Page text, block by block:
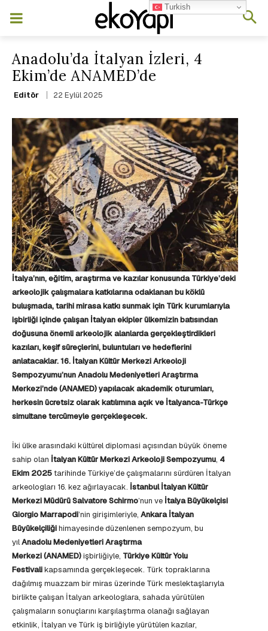
Anadolu’da İtalyan İzleri, 4
Ekim’de ANAMED’de
Editör 22 Eylül 2025
İtalya’nın, eğitim, araştırma ve kazılar konusunda Türkiye’deki
arkeolojik çalışmalara katkılarına odaklanan bu köklü
buluşmada, tarihi mirasa katkı sunmak için Türk kurumlarıyla
işbirliği içinde çalışan İtalyan ekipler ülkemizin batısından
doğusuna önemli arkeolojik alanlarda gerçekleştirdikleri
kazıları, keşif süreçlerini, buluntuları ve hedeflerini
anlatacaklar. 16. İtalyan Kültür Merkezi Arkeoloji
Sempozyumu’nun Anadolu Medeniyetleri Araştırma
Merkezi’nde (ANAMED) yapılacak akademik oturumları,
herkesin ücretsiz olarak katılımına açık ve İtalyanca-Türkçe
simultane tercümeyle gerçekleşecek.
İki ülke arasındaki kültürel diplomasi açısından büyük öneme
sahip olan İtalyan Kültür Merkezi Arkeoloji Sempozyumu, 4
Ekim 2025tarihinde Türkiye’de çalışmalarını sürdüren İtalyan
arkeologları 16. kez ağırlayacak. İstanbul İtalyan Kültür
Merkezi Müdürü Salvatore Schirmo’nun ve İtalya Büyükelçisi
Giorgio Marrapodi’nin girişimleriyle, Ankara İtalyan
Büyükelçiliğihimayesinde düzenlenen sempozyum, bu
yılAnadolu Medeniyetleri Araştırma
Merkezi(ANAMED)işbirliğiyle, Türkiye Kültür Yolu
Festivalikapsamında gerçekleşecek. Türk topraklarına
dağılmış muazzam bir miras üzerinde Türk meslektaşlarıyla
birlikte çalışan İtalyan arkeologlara, sahada yürütülen
çalışmaların sonuçlarını karşılaştırma olanağı sağlayan
etkinlik, İtalyan ve Türk iş birliğiyle yürütülen kazılar,
Turkish